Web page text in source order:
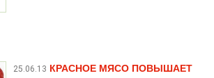
25.06.13 КРАСНОЕ МЯСО ПОВЫШАЕТ